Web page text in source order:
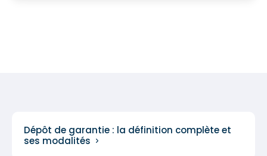
Dépôt de garantie : la définition complète et
ses modalités